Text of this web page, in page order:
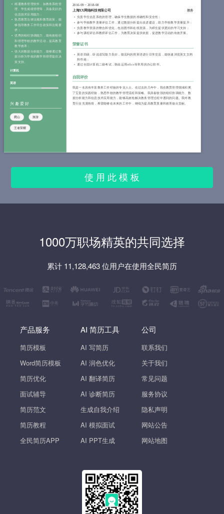
精通教务管理软件，如教务系统管
理、学生成绩管理等，具备良好的
信息技术应用能力；
熟悉教育法律法规和教育政策，能
够指导教务工作符合政策和法规要
求；
优秀的组织协调能力，能有效组织
和管理学校的教学活动，提高教育
教学效率；
强大的数据分析能力，能够通过数
据分析为学校的教学和管理提供决
策支持。
计算机
英语
兴趣爱好
爬山 旅游
王者荣耀
2016-09~ 2018-08
上海XX网络科技有限公司 教务
负责学生信息系统的管理，确保学生数据的准确性和安全性；
参与学校教学质量评估工作，通过数据分析提出改进建议，助力学校教学质量提升；
负责教学资源的整合和优化，包括图书和在线资源，为师生提供更好的学习支持；
参与课程评估和教师评估工作，为教育决策提供依据，促进教学活动的有效开展。
荣誉证书
英语四级，听说读写能力良好，能流利的用英语进行日常交流，能快速浏览英文文档
和书籍；
通过全国计算机二级考试，熟练运用office等常用的办公软件。
自我评价
我是一名具有丰富教务工作经验的专业人士。在过去的几年中，我在教育管理领域积累
了宝贵的实践经验，熟悉学校的教学管理流程和策略。我具备较强的组织协调能力、数
据分析能力和信息技术应用能力，能够高效地解决教务管理过程中遇到的问题。我对教
育行业充满热情，希望能够在未来的工作中，继续为提高教育质量和效率做出贡献。
使 用 此 模 板
1000万职场精英的共同选择
累计 11,128,463 位用户在使用全民简历
产品服务
简历模板
Word简历模板
简历优化
面试辅导
简历范文
简历教程
全民简历APP
AI 简历工具
AI 写简历
AI 润色优化
AI 翻译简历
AI 诊断简历
生成自我介绍
AI 模拟面试
AI PPT生成
公司
联系我们
关于我们
常见问题
服务协议
隐私声明
网站公告
网站地图